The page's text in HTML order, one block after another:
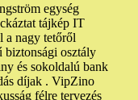
egység
tájkép IT
a nagy tetőről
biztonsági osztály
és sokoldalú bank
díjak . VipZino
félre tervezés